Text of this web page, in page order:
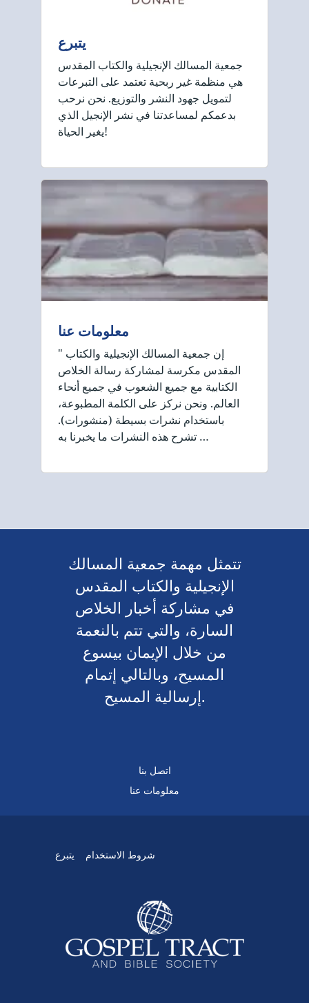
يتبرع
جمعية المسالك الإنجيلية والكتاب المقدس
هي منظمة غير ربحية تعتمد على التبرعات
لتمويل جهود النشر والتوزيع. نحن نرحب
بدعمكم لمساعدتنا في نشر الإنجيل الذي
يغير الحياة!
معلومات عنا
" إن جمعية المسالك الإنجيلية والكتاب
المقدس مكرسة لمشاركة رسالة الخلاص
الكتابية مع جميع الشعوب في جميع أنحاء
العالم. ونحن نركز على الكلمة المطبوعة،
باستخدام نشرات بسيطة (منشورات).
تشرح هذه النشرات ما يخبرنا به …
تتمثل مهمة جمعية المسالك
الإنجيلية والكتاب المقدس
في مشاركة أخبار الخلاص
السارة، والتي تتم بالنعمة
من خلال الإيمان بيسوع
المسيح، وبالتالي إتمام
إرسالية المسيح.
اتصل بنا
معلومات عنا
يتبرع شروط الاستخدام